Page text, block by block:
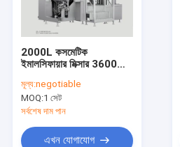
আমাদের সম্পর্কে
উদ্ধৃতির জন্য আবেদন
2000L কসমেটিক
ইমালসিফায়ার মিক্সার 3600
for Liquid Cream
মূল্য:negotiable
MOQ:1 সেট
সর্বশেষ দাম পান
এখন যোগাযোগ